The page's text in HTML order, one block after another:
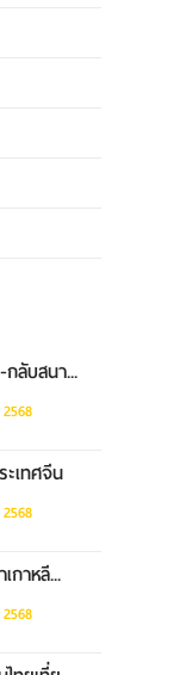
กลับสนา...
ะเทศจีน
กาหลี...